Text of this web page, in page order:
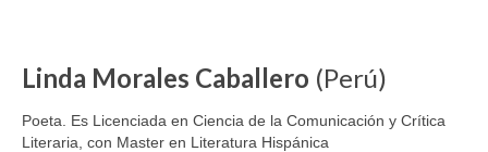
Linda Morales Caballero (Perú)
Poeta. Es Licenciada en Ciencia de la Comunicación y Crítica
Literaria, con Master en Literatura Hispánica